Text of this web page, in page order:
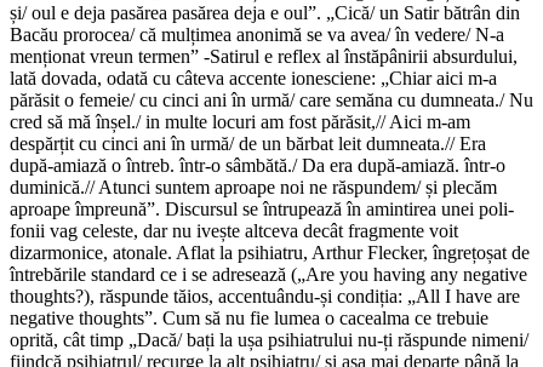
și/ oul e deja pasărea pasărea deja e oul”. „Cică/ un Satir bătrân din
Bacău prorocea/ că mulțimea anonimă se va avea/ în vedere/ N-a
menționat vreun termen” -Satirul e reflex al înstăpânirii absurdului,
lată dovada, odată cu câteva accente ionesciene: „Chiar aici m-a
părăsit o femeie/ cu cinci ani în urmă/ care semăna cu dumneata./ Nu
cred să mă înșel./ in multe locuri am fost părăsit,// Aici m-am
despărțit cu cinci ani în urmă/ de un bărbat leit dum­neata.// Era
după-amiază o întreb. într-o sâmbătă./ Da era după-amiază. într-o
duminică.// Atunci suntem aproape noi ne răspundem/ și plecăm
aproape împreună”. Discursul se întru­pează în amintirea unei poli­
fonii vag celeste, dar nu ivește altceva decât fragmente voit
dizarmonice, atonale. Aflat la psihiatru, Arthur Flecker, îngrețoșat de
întrebările standard ce i se adresează („Are you having any negative
thoughts?), răspunde tăios, accentuându-și condiția: „All I have are
negative thoughts”. Cum să nu fie lumea o cacealma ce trebuie
oprită, cât timp „Dacă/ bați la ușa psihiatrului nu-ți răspunde nimeni/
fiindcă psihiatrul/ recurge la alt psihiatru/ și așa mai departe până la